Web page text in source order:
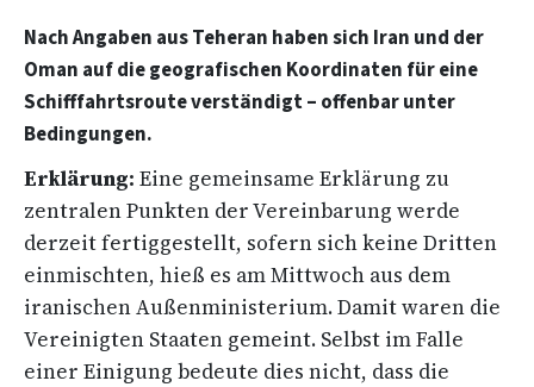
Nach Angaben aus Teheran haben sich Iran und der
Oman auf die geografischen Koordinaten für eine
Schifffahrtsroute verständigt – offenbar unter
Bedingungen.
Erklärung: Eine gemeinsame Erklärung zu
zentralen Punkten der Vereinbarung werde
derzeit fertiggestellt, sofern sich keine Dritten
einmischten, hieß es am Mittwoch aus dem
iranischen Außenministerium. Damit waren die
Vereinigten Staaten gemeint. Selbst im Falle
einer Einigung bedeute dies nicht, dass die